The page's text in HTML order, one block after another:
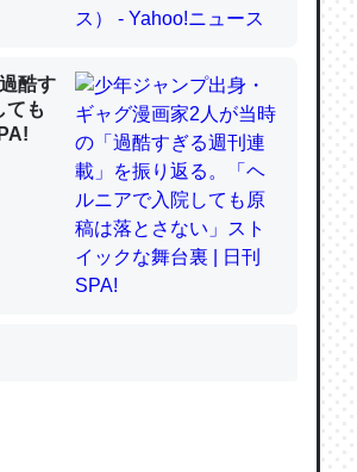
ぼちぼちRingも置こうかと画策
でコミュニケーションが劇的に変化し
とかSpotifyを支払う孝行もで
酷す
ても